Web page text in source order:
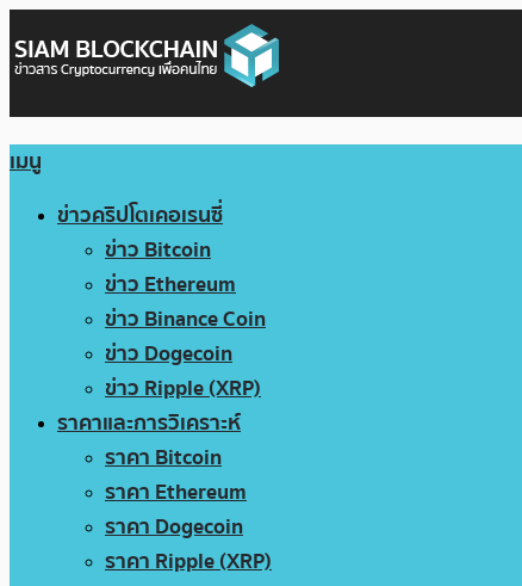
เมนู
ข่าวคริปโตเคอเรนซี่
ข่าว Bitcoin
ข่าว Ethereum
ข่าว Binance Coin
ข่าว Dogecoin
ข่าว Ripple (XRP)
ราคาและการวิเคราะห์
ราคา Bitcoin
ราคา Ethereum
ราคา Dogecoin
ราคา Ripple (XRP)